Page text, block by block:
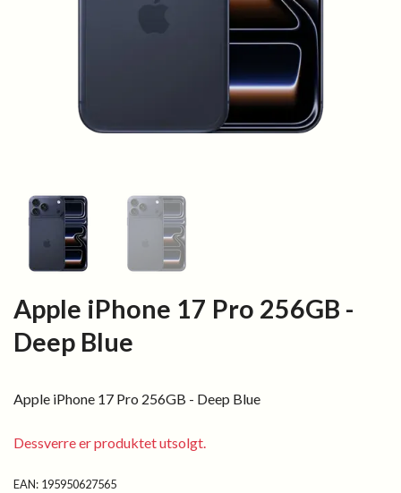
Apple iPhone 17 Pro 256GB -
Deep Blue
Apple iPhone 17 Pro 256GB - Deep Blue
Dessverre er produktet utsolgt.
EAN: 195950627565